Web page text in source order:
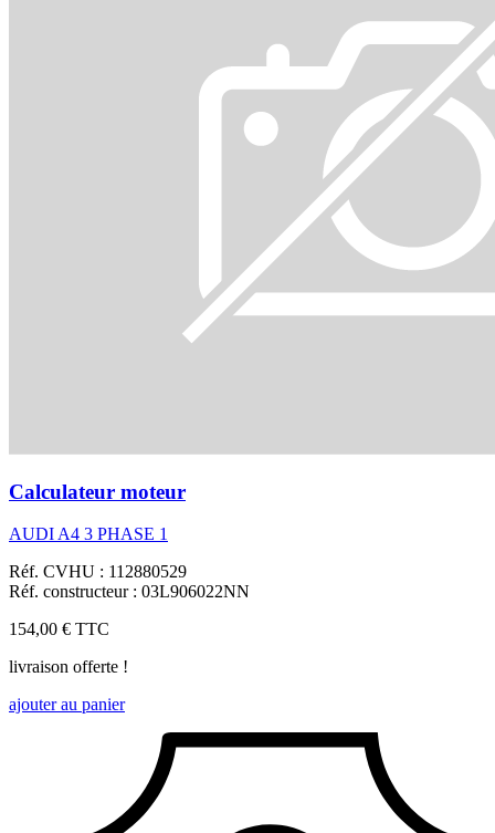
Calculateur moteur
AUDI A4 3 PHASE 1
Réf. CVHU : 112880529
Réf. constructeur : 03L906022NN
154,00 € TTC
livraison offerte !
ajouter au panier